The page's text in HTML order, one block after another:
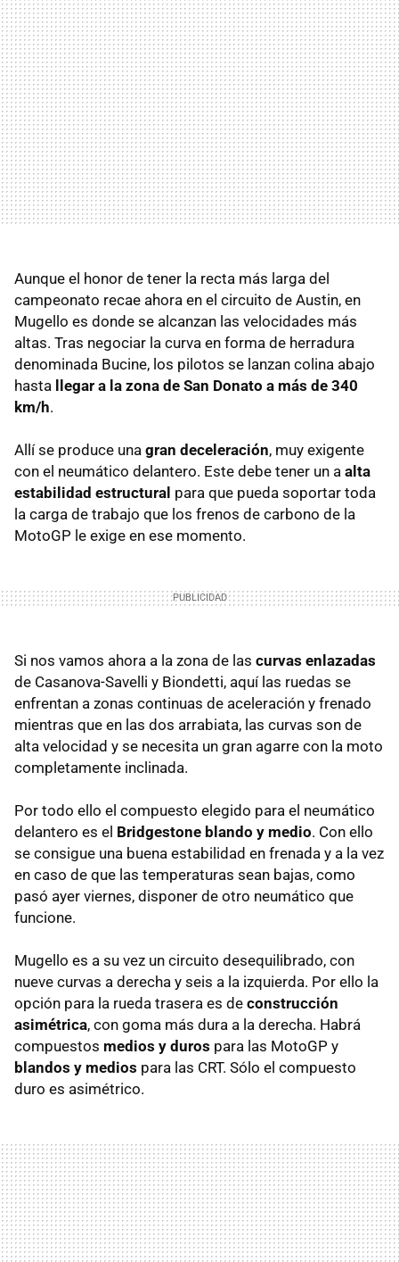
Aunque el honor de tener la recta más larga del
campeonato recae ahora en el circuito de Austin, en
Mugello es donde se alcanzan las velocidades más
altas. Tras negociar la curva en forma de herradura
denominada Bucine, los pilotos se lanzan colina abajo
hasta llegar a la zona de San Donato a más de 340
km/h.
Allí se produce una gran deceleración, muy exigente
con el neumático delantero. Este debe tener un a alta
estabilidad estructural para que pueda soportar toda
la carga de trabajo que los frenos de carbono de la
MotoGP le exige en ese momento.
Si nos vamos ahora a la zona de las curvas enlazadas
de Casanova-Savelli y Biondetti, aquí las ruedas se
enfrentan a zonas continuas de aceleración y frenado
mientras que en las dos arrabiata, las curvas son de
alta velocidad y se necesita un gran agarre con la moto
completamente inclinada.
Por todo ello el compuesto elegido para el neumático
delantero es el Bridgestone blando y medio. Con ello
se consigue una buena estabilidad en frenada y a la vez
en caso de que las temperaturas sean bajas, como
pasó ayer viernes, disponer de otro neumático que
funcione.
Mugello es a su vez un circuito desequilibrado, con
nueve curvas a derecha y seis a la izquierda. Por ello la
opción para la rueda trasera es de construcción
asimétrica, con goma más dura a la derecha. Habrá
compuestos medios y duros para las MotoGP y
blandos y medios para las CRT. Sólo el compuesto
duro es asimétrico.